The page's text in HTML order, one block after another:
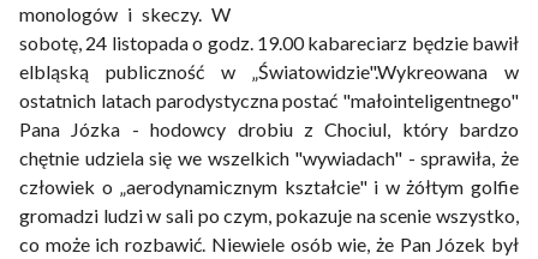
monologów i skeczy. W
sobotę, 24 listopada o godz. 19.00 kabareciarz będzie bawił
elbląską publiczność w „Światowidzie".Wykreowana w
ostatnich latach parodystyczna postać "małointeligentnego"
Pana Józka - hodowcy drobiu z Chociul, który bardzo
chętnie udziela się we wszelkich "wywiadach" - sprawiła, że
człowiek o „aerodynamicznym kształcie" i w żółtym golfie
gromadzi ludzi w sali po czym, pokazuje na scenie wszystko,
co może ich rozbawić. Niewiele osób wie, że Pan Józek był